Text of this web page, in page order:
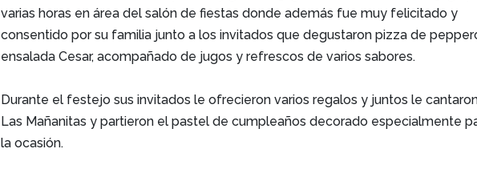
varias horas en área del salón de fiestas donde además fue muy felicitado y
consentido por su familia junto a los invitados que degustaron pizza de
ensalada Cesar, acompañado de jugos y refrescos de varios sabores.
Durante el festejo sus invitados le ofrecieron varios regalos y juntos le
Las Mañanitas y partieron el pastel de cumpleaños decorado especialmente
la ocasión.